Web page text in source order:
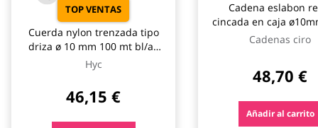
TOP VENTAS
Cuerda nylon trenzada tipo
driza ø 10 mm 100 mt bl/az
hyc
Hyc
46,15 €
Cadena eslabon
cincada en caja
25kg 13mt cadenas
Cadenas ciro
48,70 €
Añadir al carrito